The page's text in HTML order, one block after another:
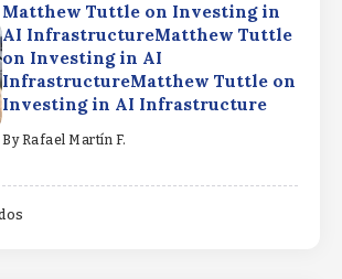
Matthew Tuttle on Investing in
AI InfrastructureMatthew Tuttle
on Investing in AI
InfrastructureMatthew Tuttle on
Investing in AI Infrastructure
By Rafael Martín F.